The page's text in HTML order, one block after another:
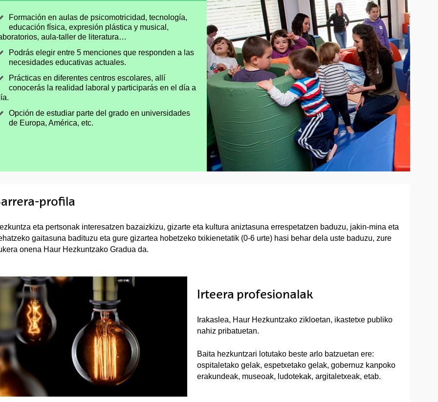
Formación en aulas de psicomotricidad, tecnología,
educación física, expresión plástica y musical,
aula-taller de literatura…
Podrás elegir entre 5 menciones que responden a las
necesidades educativas actuales.
Prácticas en diferentes centros escolares, allí
conocerás la realidad laboral y participarás en el día a
Opción de estudiar parte del grado en universidades
de Europa, América, etc.
profila
eta pertsonak interesatzen bazaizkizu, gizarte eta kultura aniztasuna errespetatzen baduzu, jakin-mina eta
gaitasuna badituzu eta gure gizartea hobetzeko txikienetatik (0-6 urte) hasi behar dela uste baduzu, zure
onena Haur Hezkuntzako Gradua da.
Irteera profesionalak
Irakaslea, Haur Hezkuntzako zikloetan, ikastetxe publiko
nahiz pribatuetan.
Baita hezkuntzari lotutako beste arlo batzuetan ere:
ospitaletako gelak, espetxetako gelak, gobernuz kanpoko
erakundeak, museoak, ludotekak, argitaletxeak, etab.